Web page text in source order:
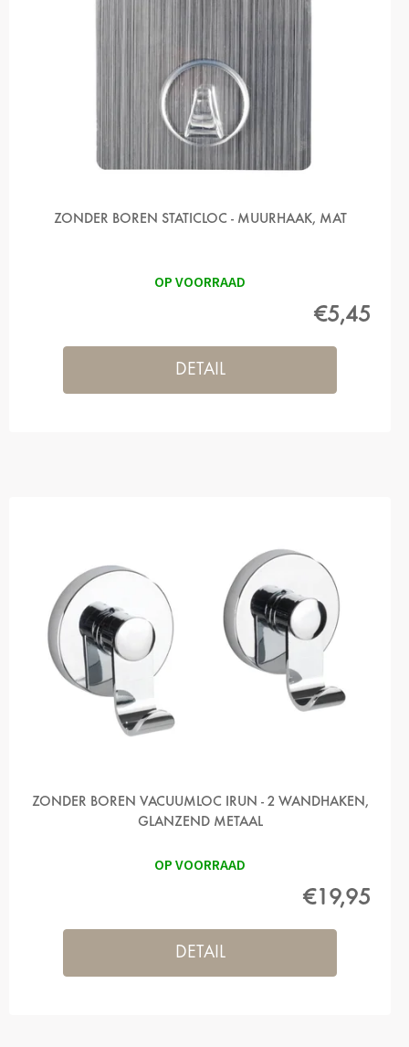
ZONDER BOREN STATICLOC - MUURHAAK, MAT
OP VOORRAAD
€5,45
DETAIL
ZONDER BOREN VACUUMLOC IRUN - 2 WANDHAKEN,
GLANZEND METAAL
OP VOORRAAD
€19,95
DETAIL